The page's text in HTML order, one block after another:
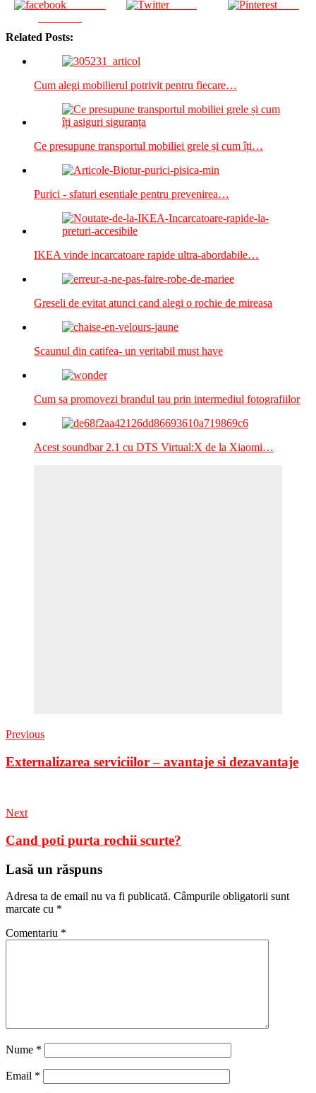
Tweet Save
Related Posts:
Cum alegi mobilierul potrivit pentru fiecare…
Ce presupune transportul mobiliei grele și cum îți…
Purici - sfaturi esentiale pentru prevenirea…
IKEA vinde incarcatoare rapide ultra-abordabile…
Greseli de evitat atunci cand alegi o rochie de mireasa
Scaunul din catifea- un veritabil must have
Cum sa promovezi brandul tau prin intermediul fotografiilor
Acest soundbar 2.1 cu DTS Virtual:X de la Xiaomi…
Previous
Externalizarea serviciilor – avantaje si dezavantaje
Next
Cand poti purta rochii scurte?
Lasă un răspuns
Adresa ta de email nu va fi publicată. Câmpurile obligatorii sunt
marcate cu *
Comentariu *
Nume *
Email *